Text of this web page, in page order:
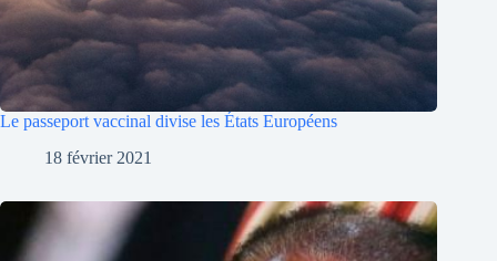
Le passeport vaccinal divise les États Européens
18 février 2021